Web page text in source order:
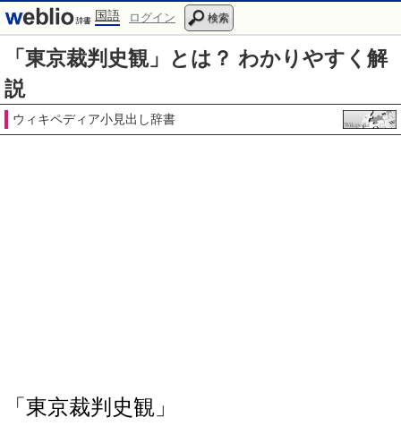
国語 ログイン 検索
「東京裁判史観」とは？ わかりやすく解
説
ウィキペディア小見出し辞書
「東京裁判史観」